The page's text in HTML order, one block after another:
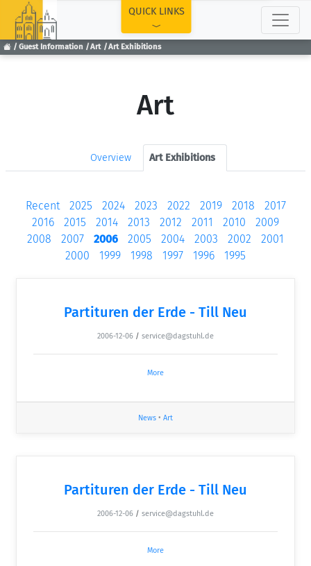
Guest Information Art Art Exhibitions
QUICK LINKS
Art
Overview Art Exhibitions
Recent 2025 2024 2023 2022 2019 2018
2017
2016
2015 2014 2013 2012 2011 2010
2009
2008
2007 2006 2005 2004 2003 2002
2001
2000
1999 1998 1997 1996 1995
Partituren der Erde - Till Neu
2006-12-06 / service@dagstuhl.de
More
News • Art
Partituren der Erde - Till Neu
2006-12-06 / service@dagstuhl.de
More